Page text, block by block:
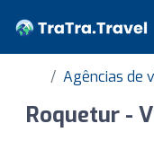
Agências de
Roquetur -